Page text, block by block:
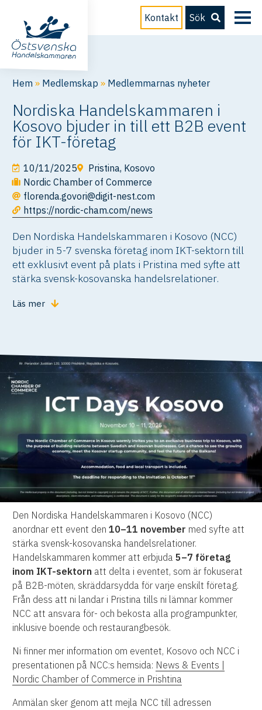
Kontakt Sök
Hem » Medlemskap » Medlemmarnas nyheter
Nordiska Handelskammaren i
Kosovo bjuder in till ett B2B event
för IKT-företag
10/11/2025
Pristina, Kosovo
Nordic Chamber of Commerce
florenda.govori@digit-nest.com
https://nordic-cham.com/news
Den Nordiska Handelskammaren i Kosovo (NCC)
bjuder in 5-7 svenska företag inom IKT-sektorn till
ett exklusivt event på plats i Pristina med syfte att
stärka svensk-kosovanska handelsrelationer.
Läs mer
Den Nordiska Handelskammaren i Kosovo (NCC)
anordnar ett event den10–11 november med syfte att
stärka svensk-kosovanska handelsrelationer.
Handelskammaren kommer att erbjuda5–7 företag
inom IKT-sektorn att delta i eventet, som är fokuserat
på B2B-möten, skräddarsydda för varje enskilt företag.
Från dess att ni landar i Pristina tills ni lämnar kommer
NCC att ansvara för- och bekosta alla programpunkter,
inklusive boende och restaurangbesök.
Ni finner mer information om eventet, Kosovo och NCC i
presentationen på NCC:s hemsida: News & Events |
Nordic Chamber of Commerce in Prishtina
Anmälan sker genom att mejla NCC till adressen